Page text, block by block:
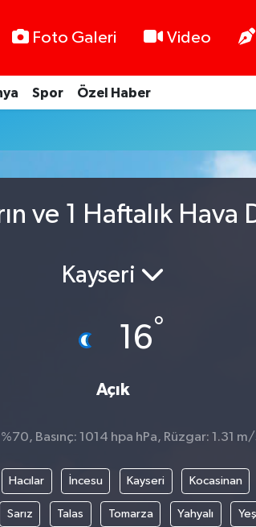
Foto Galeri Video
Spor Özel Haber
ve 1 Haftalık Hava
Kayseri
16°
Açık
Basınç: 1014 hpa hPa, Rüzgar: 1.31
Hacılar İncesu Kayseri Kocasinan
Sarız Talas Tomarza Yahyalı